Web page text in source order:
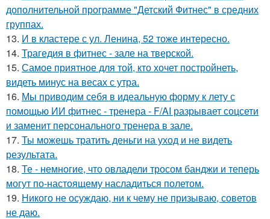
дополнительной программе "Детский Фитнес" в средних
группах.
13. И в кластере с ул. Ленина, 52 тоже интересно.
14. Трагедия в фитнес - зале на тверской.
15. Самое приятное для той, кто хочет постройнеть,
видеть минус на весах с утра.
16. Мы приводим себя в идеальную форму к лету с
помощью ИИ фитнес - тренера - F/AI разрывает соцсети
и заменит персонального тренера в зале.
17. Ты можешь тратить деньги на уход и не видеть
результата.
18. Те - немногие, что овладели тросом банджи и теперь
могут по-настоящему насладиться полетом.
19. Никого не осуждаю, ни к чему не призываю, советов
не даю.